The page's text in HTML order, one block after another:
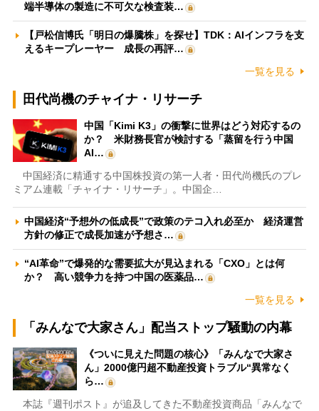
端半導体の製造に不可欠な検査装…
【戸松信博氏「明日の爆騰株」を探せ】TDK：AIインフラを支
えるキープレーヤー 成長の再評…
一覧を見る
田代尚機のチャイナ・リサーチ
中国「Kimi K3」の衝撃に世界はどう対応するの
か？ 米財務長官が検討する「蒸留を行う中国
AI…
中国経済に精通する中国株投資の第一人者・田代尚機氏のプレ
ミアム連載「チャイナ・リサーチ」。中国企…
中国経済“予想外の低成長”で政策のテコ入れ必至か 経済運営
方針の修正で成長加速が予想さ…
“AI革命”で爆発的な需要拡大が見込まれる「CXO」とは何
か？ 高い競争力を持つ中国の医薬品…
一覧を見る
「みんなで大家さん」配当ストップ騒動の内幕
《ついに見えた問題の核心》「みんなで大家さ
ん」2000億円超不動産投資トラブル“異常なく
ら…
本誌『週刊ポスト』が追及してきた不動産投資商品「みんなで